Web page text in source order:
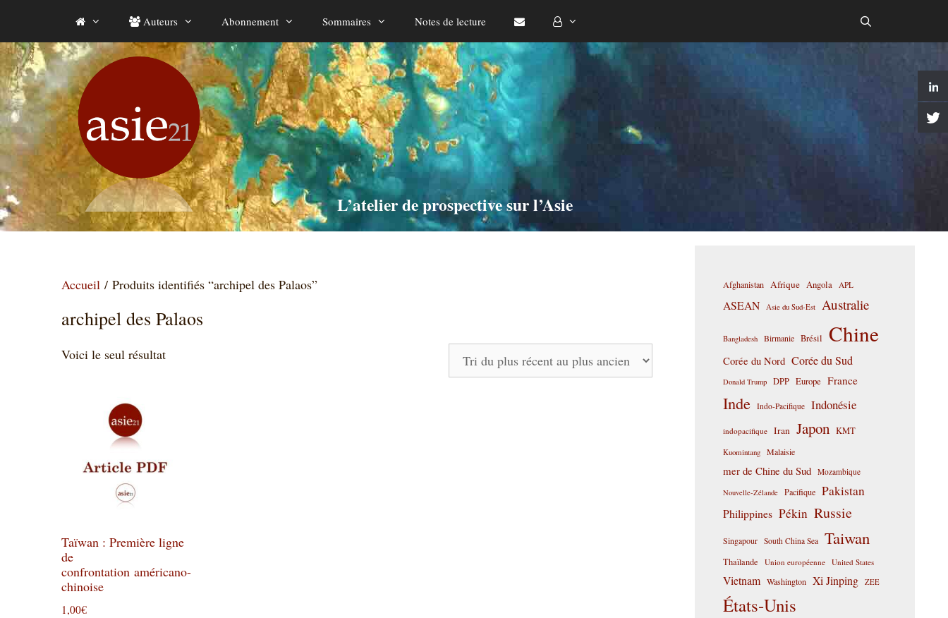
contenu
Auteurs Abonnement Sommaires Notes de lecture
L’atelier de prospective sur l’Asie
Accueil / Produits identifiés “archipel des Palaos”
archipel des Palaos
Voici le seul résultat
Taïwan : Première ligne
de
confrontation américano-
chinoise
1,00€
Afghanistan Afrique Angola APL
ASEAN Asie du Sud-Est Australie
Bangladesh Birmanie Brésil Chine
Corée du Nord Corée du Sud
Donald Trump DPP Europe France
Inde Indo-Pacifique Indonésie
indopacifique Iran Japon KMT
Kuomintang Malaisie
mer de Chine du Sud Mozambique
Nouvelle-Zélande Pacifique Pakistan
Philippines Pékin Russie
Singapour South China Sea Taiwan
Thaïlande Union européenne United States
Vietnam Washington Xi Jinping ZEE
États-Unis